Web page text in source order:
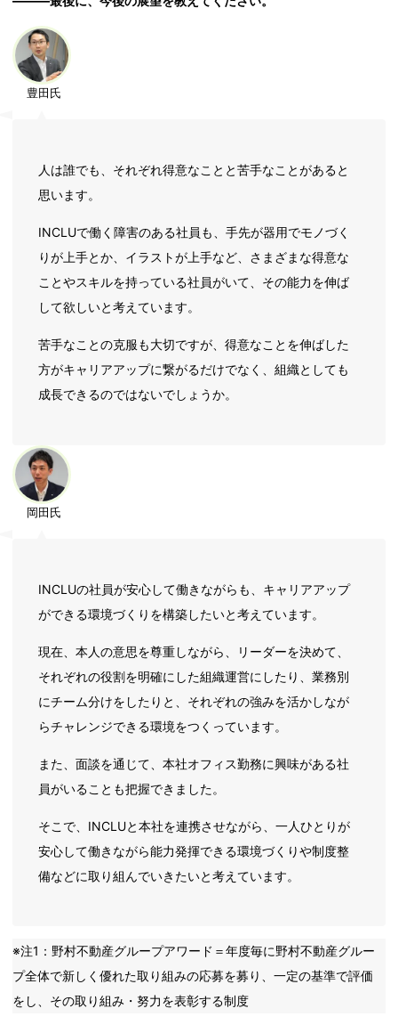
豊田氏
人は誰でも、それぞれ得意なことと苦手なことがあると
思います。
INCLUで働く障害のある社員も、手先が器用でモノづく
りが上手とか、イラストが上手など、さまざまな得意な
ことやスキルを持っている社員がいて、その能力を伸ば
して欲しいと考えています。
苦手なことの克服も大切ですが、得意なことを伸ばした
方がキャリアアップに繋がるだけでなく、組織としても
成長できるのではないでしょうか。
岡田氏
INCLUの社員が安心して働きながらも、キャリアアップ
ができる環境づくりを構築したいと考えています。
現在、本人の意思を尊重しながら、リーダーを決めて、
それぞれの役割を明確にした組織運営にしたり、業務別
にチーム分けをしたりと、それぞれの強みを活かしなが
らチャレンジできる環境をつくっています。
また、面談を通じて、本社オフィス勤務に興味がある社
員がいることも把握できました。
そこで、INCLUと本社を連携させながら、一人ひとりが
安心して働きながら能力発揮できる環境づくりや制度整
備などに取り組んでいきたいと考えています。
※注1：野村不動産グループアワード＝年度毎に野村不動産グルー
プ全体で新しく優れた取り組みの応募を募り、一定の基準で評価
をし、その取り組み・努力を表彰する制度